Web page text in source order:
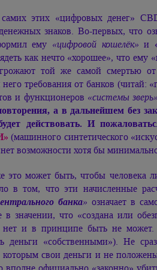
этих «цифровых денег»
знаков. Во-первых, что
ему «цифровой кошелёк» и
как нечто «хорошее», что
той же самой смертью
требования от банков (читай:
и функционеров «системы
а в дальнейшем без
действовать. И
(машинного синтетического
возможности хотя бы
может быть, чтобы человека
в том, что эти начисленные
банка» означает в
значении, что «создана или
и в принципе быть не может.
деньги «собственными»). Не
которым свои деньги и не